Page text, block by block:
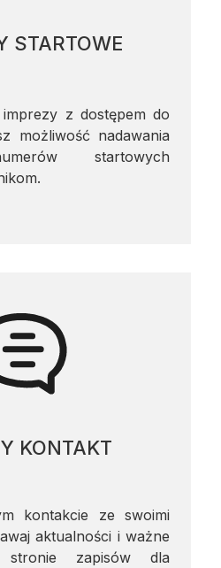
STARTOWE
z dostępem do
możliwość nadawania
startowych
KONTAKT
kontakcie ze swoimi
aktualności i ważne
stronie zapisów dla